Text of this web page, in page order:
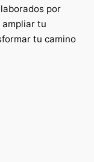
por
tu
tu camino